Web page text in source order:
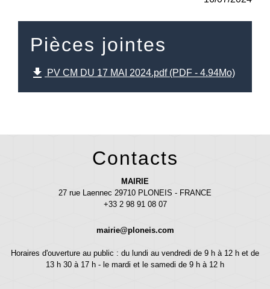
Pièces jointes
file_download PV CM DU 17 MAI 2024.pdf (PDF - 4.94Mo)
Contacts
MAIRIE
27 rue Laennec 29710 PLONEIS - FRANCE
+33 2 98 91 08 07
mairie@ploneis.com
Horaires d'ouverture au public : du lundi au vendredi de 9 h à 12 h et de
13 h 30 à 17 h - le mardi et le samedi de 9 h à 12 h